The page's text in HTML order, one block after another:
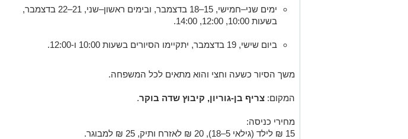
ימים שני–חמישי, 15–18 בדצמבר, ובימים ראשון–שני, 21–22 בדצמבר,
בשעות 10:00, 12:00, 14:00.
ביום שישי, 19 בדצמבר, יתקיימו הסיורים בשעות 10:00 ו-12:00.
משך הסיור כשעה וחצי והוא מתאים לכל המשפחה.
המקום: צריף בן-גוריון, קיבוץ שדה בוקר.
מחירי כניסה:
15 ₪ לילד (גילאי 5–18), 20 ₪ לאזרח ותיק, 25 ₪ למבוגר.